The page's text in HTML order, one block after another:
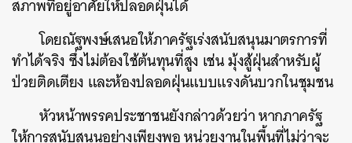
สภาพที่อยู่อาศัยให้ปลอดฝุ่นได้
โดยณัฐพงษ์เสนอให้ภาครัฐเร่งสนับสนุนมาตรการที่
ทำได้จริง ซึ่งไม่ต้องใช้ต้นทุนที่สูง เช่น มุ้งสู้ฝุ่นสำหรับผู้
ป่วยติดเตียง และห้องปลอดฝุ่นแบบแรงดันบวกในชุมชน
หัวหน้าพรรคประชาชนยังกล่าวด้วยว่า หากภาครัฐ
ให้การสนับสนุนอย่างเพียงพอ หน่วยงานในพื้นที่ไม่ว่าจะ